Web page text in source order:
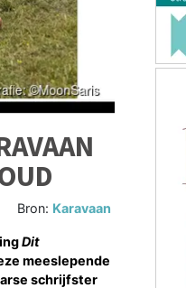
Bron: Karavaan
Dit
meeslepende
schrijfster